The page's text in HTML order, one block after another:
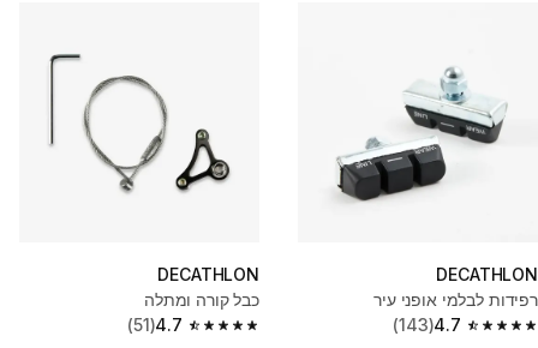
DECATHLON
רפידות לבלמי אופני עיר
4.7
4.7 out of 5 stars from 143 reviews
(143)
DECATHLON
כבל קורה ומתלה
4.7
4.7 out of 5 stars from 51 reviews
(51)